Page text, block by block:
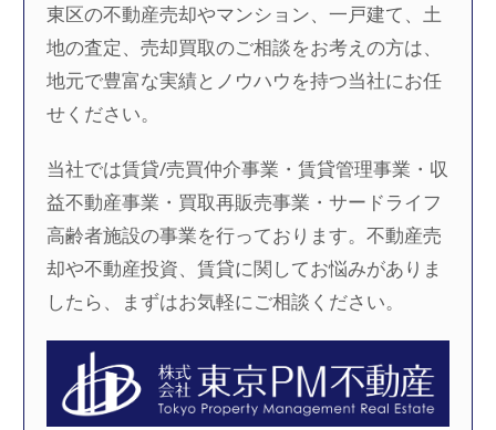
東区の不動産売却やマンション、一戸建て、土
地の査定、売却買取のご相談をお考えの方は、
地元で豊富な実績とノウハウを持つ当社にお任
せください。
当社では賃貸/売買仲介事業・賃貸管理事業・収
益不動産事業・買取再販売事業・サードライフ
高齢者施設の事業を行っております。不動産売
却や不動産投資、賃貸に関してお悩みがありま
したら、まずはお気軽にご相談ください。